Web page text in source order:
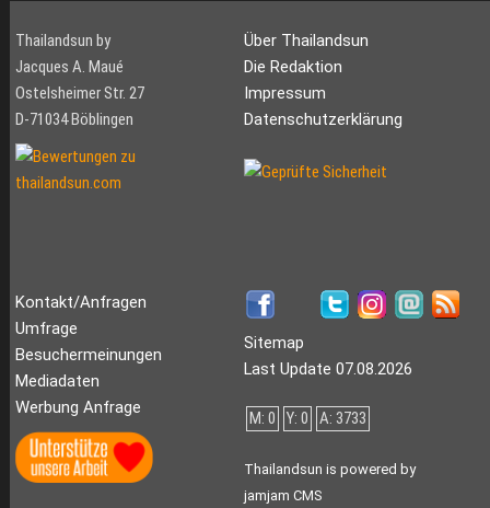
Thailandsun by
Jacques A. Maué
Ostelsheimer Str. 27
D-71034 Böblingen
Über Thailandsun
Die Redaktion
Impressum
Datenschutzerklärung
Kontakt/Anfragen
Umfrage
Besuchermeinungen
Mediadaten
Werbung Anfrage
Sitemap
Last Update 07.08.2026
M: 0 Y: 0 A: 3733
Thailandsun is powered by
jamjam CMS